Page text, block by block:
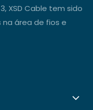
XSD Cable tem sido
área de fios e